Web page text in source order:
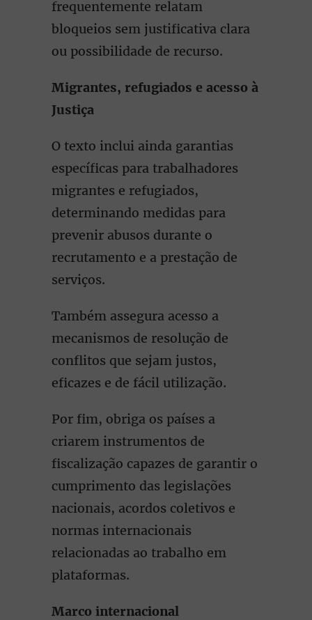
frequentemente relatam
bloqueios sem justificativa clara
ou possibilidade de recurso.
Migrantes, refugiados e acesso à
Justiça
O texto inclui ainda garantias
específicas para trabalhadores
migrantes e refugiados,
determinando medidas para
prevenir abusos durante o
recrutamento e a prestação de
serviços.
Também assegura acesso a
mecanismos de resolução de
conflitos que sejam justos,
eficazes e de fácil utilização.
Por fim, obriga os países a
criarem instrumentos de
fiscalização capazes de garantir o
cumprimento das legislações
nacionais, acordos coletivos e
normas internacionais
relacionadas ao trabalho em
plataformas.
Marco internacional